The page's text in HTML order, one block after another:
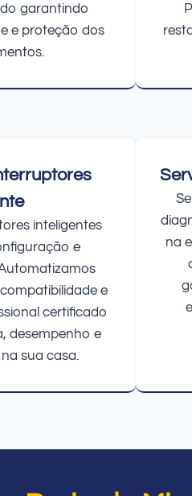
garantindo
e proteção dos
inteligentes
e
e
certificado
desempenho e
sua casa.
na